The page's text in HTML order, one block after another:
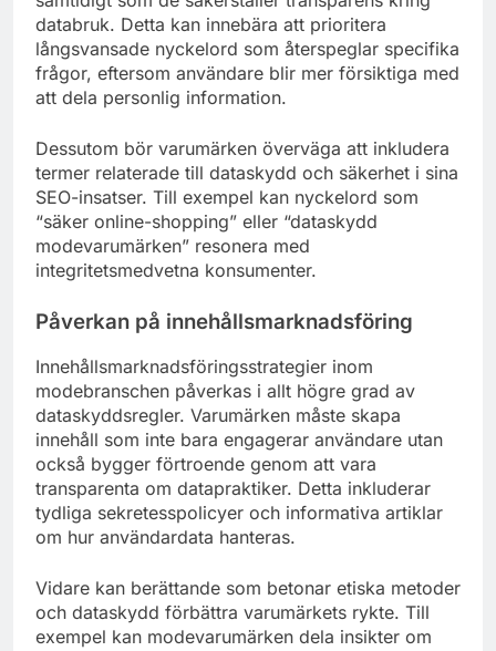
databruk. Detta kan innebära att prioritera
långsvansade nyckelord som återspeglar specifika
frågor, eftersom användare blir mer försiktiga med
att dela personlig information.
Dessutom bör varumärken överväga att inkludera
termer relaterade till dataskydd och säkerhet i sina
SEO-insatser. Till exempel kan nyckelord som
“säker online-shopping” eller “dataskydd
modevarumärken” resonera med
integritetsmedvetna konsumenter.
Påverkan på innehållsmarknadsföring
Innehållsmarknadsföringsstrategier inom
modebranschen påverkas i allt högre grad av
dataskyddsregler. Varumärken måste skapa
innehåll som inte bara engagerar användare utan
också bygger förtroende genom att vara
transparenta om datapraktiker. Detta inkluderar
tydliga sekretesspolicyer och informativa artiklar
om hur användardata hanteras.
Vidare kan berättande som betonar etiska metoder
och dataskydd förbättra varumärkets rykte. Till
exempel kan modevarumärken dela insikter om